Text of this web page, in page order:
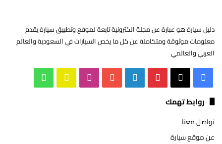
دليل سيارة هو عبارة عن مجلة الكترونية تابعة لموقع وتطبيق سيارة يقدم
معلومات موثوقة ومتكاملة عن كل ما يخص السيارات في السعودية والعالم
العربي والعالمي
فيسبوك بينتيريست لينكدإن ‫YouTube انستقرام سناب
روابط تهمك
تواصل معنا
عن موقع سيارة